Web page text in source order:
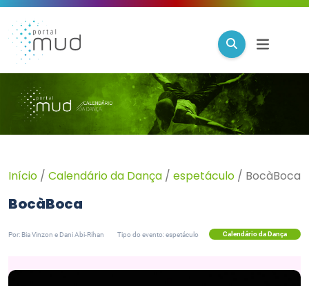
Início / Calendário da Dança / espetáculo / BocàBoca
BocàBoca
Por: Bia Vinzon e Dani Abi-Rihan Tipo do evento: espetáculo Calendário da Dança